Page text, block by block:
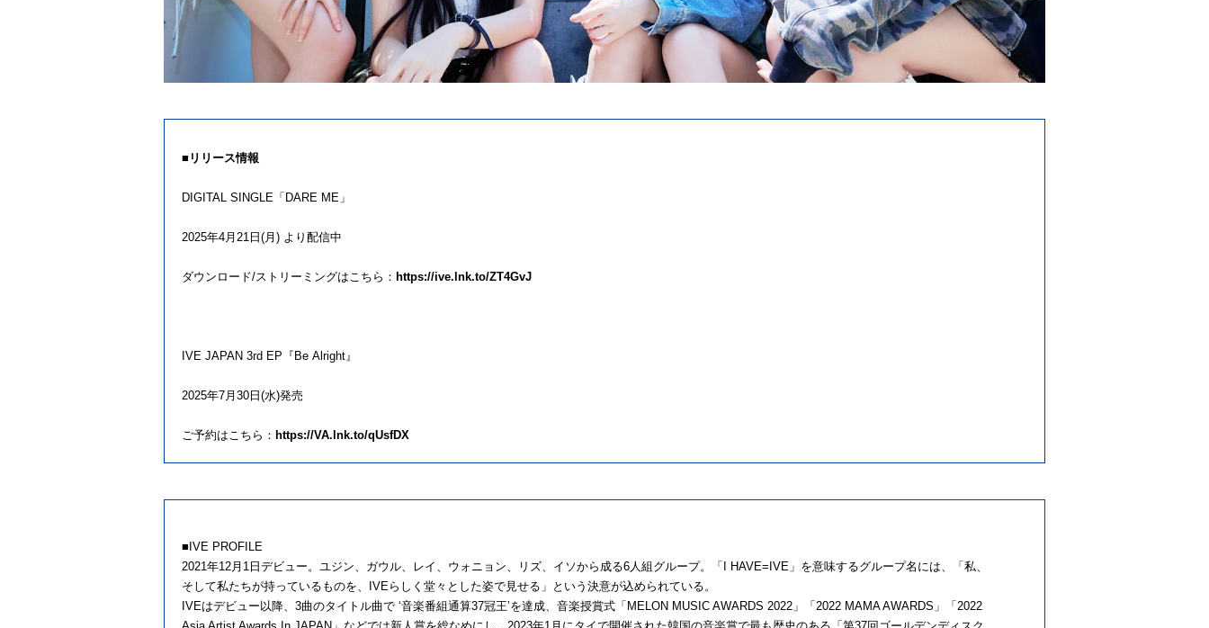
■リリース情報
DIGITAL SINGLE「DARE ME」
2025年4月21日(月) より配信中
ダウンロード/ストリーミングはこちら： https://ive.lnk.to/ZT4GvJ
IVE JAPAN 3rd EP 『Be Alright』
2025年7月30日(水)発売
ご予約はこちら： https://VA.lnk.to/qUsfDX
■IVE PROFILE
2021年12月1日デビュー。ユジン、ガウル、レイ、ウォニョン、リズ、イソから成る6人組グループ。「I HAVE=IVE」を意味するグループ名には、「私、
そして私たちが持っているものを、IVEらしく堂々とした姿で見せる」という決意が込められている。
IVEはデビュー以降、3曲のタイトル曲で ‘音楽番組通算37冠王’を達成、音楽授賞式「MELON MUSIC AWARDS 2022」「2022 MAMA AWARDS」「2022